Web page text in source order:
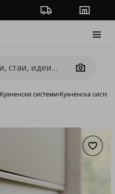
Проследяване на
Camera
Кухненски системи›Кухненска